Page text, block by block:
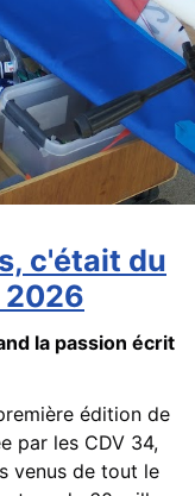
c'était du
2026
la passion écrit
édition de
par les CDV 34,
venus de tout le